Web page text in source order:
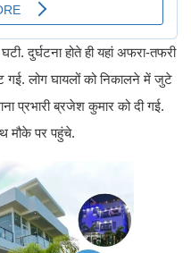
दुर्घटना होते ही यहां अफरा-तफरी
गई. लोग घायलों को निकालने में जुटे
प्रभारी ब्रजेश कुमार को दी गई.
मौके पर पहुंचे.